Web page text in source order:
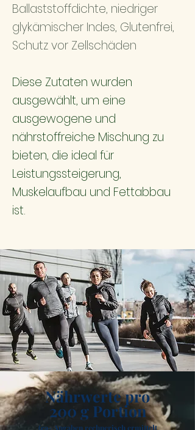
Ballaststoffdichte, niedriger
glykämischer Indes, Glutenfrei,
Schutz vor Zellschäden
Diese Zutaten wurden
ausgewählt, um eine
ausgewogene und
nährstoffreiche Mischung zu
bieten, die ideal für
Leistungssteigerung,
Muskelaufbau und Fettabbau
ist.
Nährwerte pro
200 g Portion
(ca- Angaben rechnerisch ermittelt